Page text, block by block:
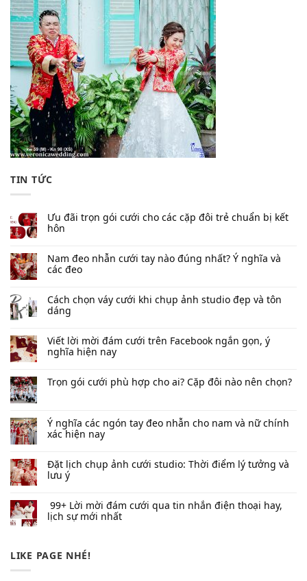
TIN TỨC
Ưu đãi trọn gói cưới cho các cặp đôi trẻ chuẩn bị kết
hôn
Nam đeo nhẫn cưới tay nào đúng nhất​? Ý nghĩa và
các đeo
Cách chọn váy cưới khi chụp ảnh studio đẹp và tôn
dáng
Viết lời mời đám cưới trên Facebook​ ngắn gọn, ý
nghĩa hiện nay
Trọn gói cưới phù hợp cho ai? Cặp đôi nào nên chọn?
Ý nghĩa các ngón tay đeo nhẫn cho nam và nữ chính
xác hiện nay
Đặt lịch chụp ảnh cưới studio: Thời điểm lý tưởng và
lưu ý
99+ Lời mời đám cưới qua tin nhắn​ điện thoại hay,
lịch sự mới nhất
LIKE PAGE NHÉ!